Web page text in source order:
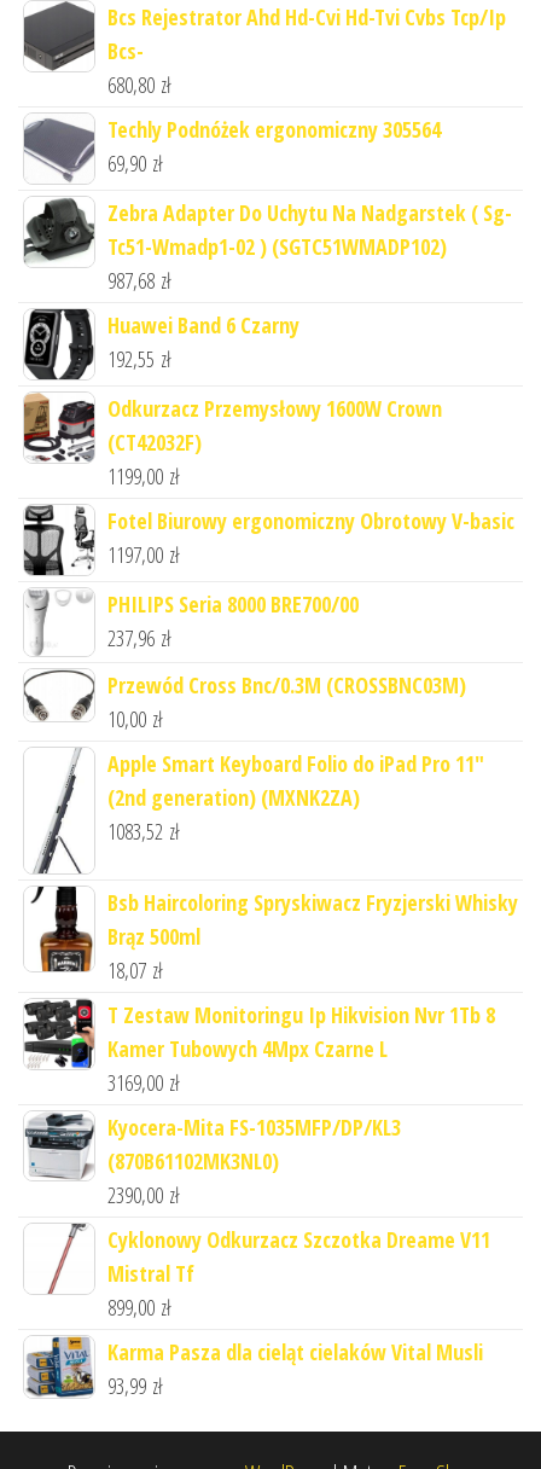
Bcs Rejestrator Ahd Hd-Cvi Hd-Tvi Cvbs Tcp/Ip
Bcs-
680,80 zł
Techly Podnóżek ergonomiczny 305564
69,90 zł
Zebra Adapter Do Uchytu Na Nadgarstek ( Sg-
Tc51-Wmadp1-02 ) (SGTC51WMADP102)
987,68 zł
Huawei Band 6 Czarny
192,55 zł
Odkurzacz Przemysłowy 1600W Crown
(CT42032F)
1199,00 zł
Fotel Biurowy ergonomiczny Obrotowy V-basic
1197,00 zł
PHILIPS Seria 8000 BRE700/00
237,96 zł
Przewód Cross Bnc/0.3M (CROSSBNC03M)
10,00 zł
Apple Smart Keyboard Folio do iPad Pro 11"
(2nd generation) (MXNK2ZA)
1083,52 zł
Bsb Haircoloring Spryskiwacz Fryzjerski Whisky
Brąz 500ml
18,07 zł
T Zestaw Monitoringu Ip Hikvision Nvr 1Tb 8
Kamer Tubowych 4Mpx Czarne L
3169,00 zł
Kyocera-Mita FS-1035MFP/DP/KL3
(870B61102MK3NL0)
2390,00 zł
Cyklonowy Odkurzacz Szczotka Dreame V11
Mistral Tf
899,00 zł
Karma Pasza dla cieląt cielaków Vital Musli
93,99 zł